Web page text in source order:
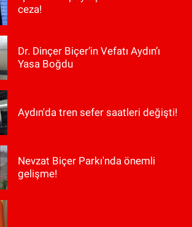
ceza!
Dr. Dinçer Biçer’in Vefatı Aydın’ı
Yasa Boğdu
Aydın'da tren sefer saatleri değişti!
Nevzat Biçer Parkı'nda önemli
gelişme!